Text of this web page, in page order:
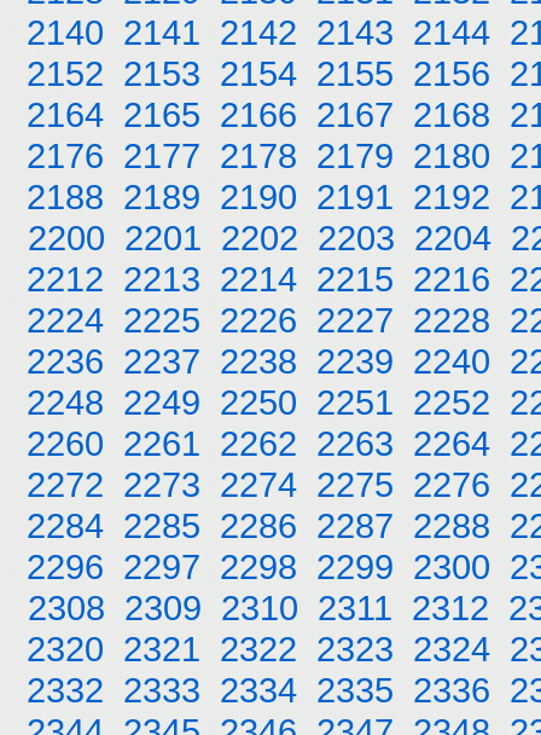
2140 2141 2142 2143 2144
2152 2153 2154 2155 2156
2164 2165 2166 2167 2168
2176 2177 2178 2179 2180
2188 2189 2190 2191 2192
2200 2201 2202 2203 2204
2212 2213 2214 2215 2216
2224 2225 2226 2227 2228
2236 2237 2238 2239 2240
2248 2249 2250 2251 2252
2260 2261 2262 2263 2264
2272 2273 2274 2275 2276
2284 2285 2286 2287 2288
2296 2297 2298 2299 2300
2308 2309 2310 2311 2312
2320 2321 2322 2323 2324
2332 2333 2334 2335 2336